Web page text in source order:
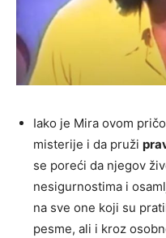
Iako je Mira ovom
misterije i da pruži
se poreći da njegov
nesigurnostima i
na sve one koji su
pesme, ali i kroz